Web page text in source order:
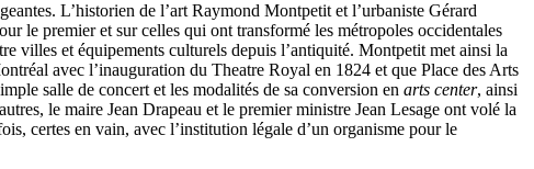
L’historien de l’art Raymond Montpetit et l’urbaniste Gérard
le premier et sur celles qui ont transformé les métropoles occidentales
villes et équipements culturels depuis l’antiquité. Montpetit met ainsi la
avec l’inauguration du Theatre Royal en 1824 et que Place des Arts
salle de concert et les modalités de sa conversion en arts center, ainsi
le maire Jean Drapeau et le premier ministre Jean Lesage ont volé la
certes en vain, avec l’institution légale d’un organisme pour le